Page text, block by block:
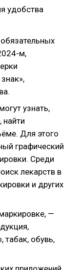
удобства
м,
узнать,
найти
Для этого
графический
Среди
лекарств в
и других
—
табак, обувь,